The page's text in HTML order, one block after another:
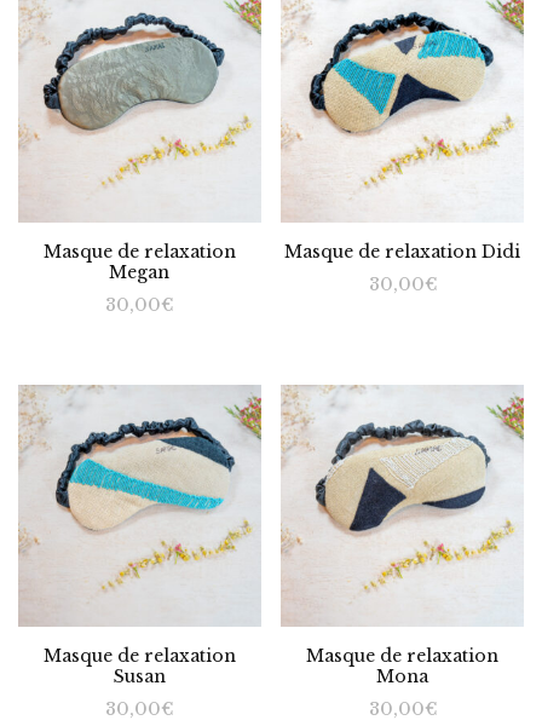
Masque de relaxation
Megan
30,00€
Masque de relaxation Didi
30,00€
Masque de relaxation
Susan
30,00€
Masque de relaxation
Mona
30,00€